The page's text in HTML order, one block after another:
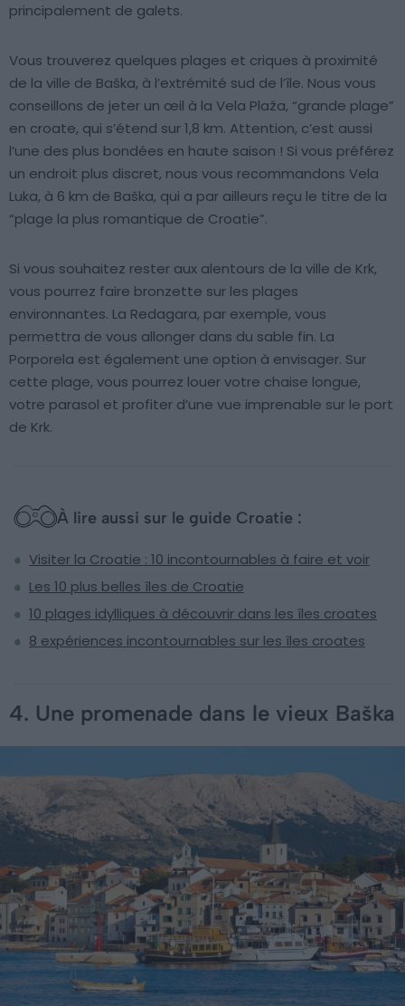
principalement de galets.
Vous trouverez quelques plages et criques à proximité
de la ville de Baška, à l’extrémité sud de l’île. Nous vous
conseillons de jeter un œil à la Vela Plaža, “grande plage”
en croate, qui s’étend sur 1,8 km. Attention, c’est aussi
l’une des plus bondées en haute saison ! Si vous préférez
un endroit plus discret, nous vous recommandons Vela
Luka, à 6 km de Baška, qui a par ailleurs reçu le titre de la
“plage la plus romantique de Croatie”.
Si vous souhaitez rester aux alentours de la ville de Krk,
vous pourrez faire bronzette sur les plages
environnantes. La Redagara, par exemple, vous
permettra de vous allonger dans du sable fin. La
Porporela est également une option à envisager. Sur
cette plage, vous pourrez louer votre chaise longue,
votre parasol et profiter d’une vue imprenable sur le port
de Krk.
À lire aussi sur le guide Croatie :
Visiter la Croatie : 10 incontournables à faire et voir
Les 10 plus belles îles de Croatie
10 plages idylliques à découvrir dans les îles croates
8 expériences incontournables sur les îles croates
4. Une promenade dans le vieux Baška